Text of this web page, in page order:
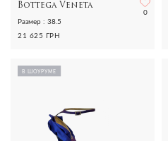
Bottega Veneta
0
Размер : 38.5
21 625 ГРН
В ШОУРУМЕ